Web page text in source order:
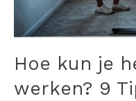
Hoe kun je
werken? 9